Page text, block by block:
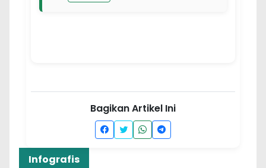
Bagikan Artikel Ini
Infografis